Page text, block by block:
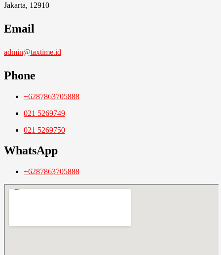
Jakarta, 12910
Email
admin@taxtime.id
Phone
+6287863705888
021 5269749
021 5269750
WhatsApp
+6287863705888